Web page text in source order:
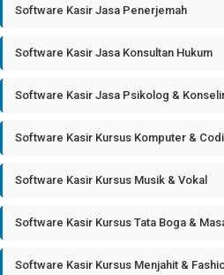
Software Kasir Jasa Penerjemah
Software Kasir Jasa Konsultan Hukum
Software Kasir Jasa Psikolog &
Software Kasir Kursus Komputer &
Software Kasir Kursus Musik & Vokal
Software Kasir Kursus Tata Boga &
Software Kasir Kursus Menjahit &